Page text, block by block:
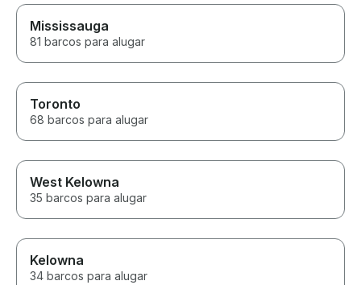
restaurant, cruised around the
lake, and learned so much
about the area along the way.
He knew all the best spots and
made sure everyone, from the
thinking about renting a boat on
Lake Minnetonka, don’t
We’ll absolutely be booking
with Captain Dan again the next
time we’re in town! Thank you
for the amazing memories!
Mississauga
81 barcos para alugar
Toronto
68 barcos para alugar
West Kelowna
35 barcos para alugar
Kelowna
34 barcos para alugar